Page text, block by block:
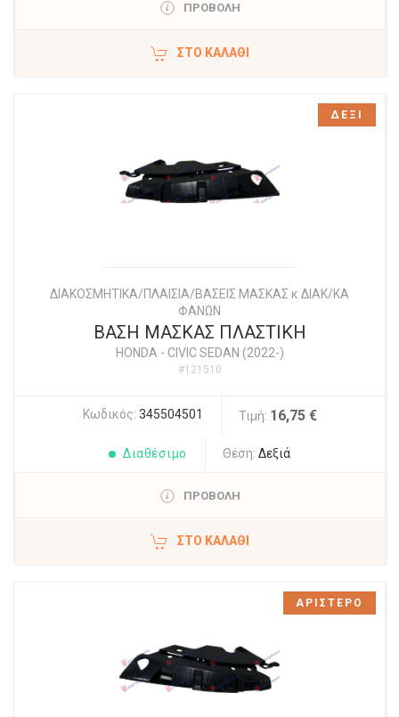
ΠΡΟΒΟΛΗ
ΣΤΟ ΚΑΛΆΘΙ
ΔΙΑΚΟΣΜΗΤΙΚΑ/ΠΛΑΙΣΙΑ/ΒΑΣΕΙΣ ΜΑΣΚΑΣ κ ΔΙΑΚ/ΚΑ
ΦΑΝΩΝ
ΒΑΣΗ ΜΑΣΚΑΣ ΠΛΑΣΤΙΚΗ
HONDA- CIVIC SEDAN (2022-)
#121510
Κωδικός: 345504501 Τιμή: 16,75 €
Διαθέσιμο Θέση: Δεξιά
ΠΡΟΒΟΛΗ
ΣΤΟ ΚΑΛΆΘΙ
ΔΕΞΙ
ΑΡΙΣΤΕΡΟ